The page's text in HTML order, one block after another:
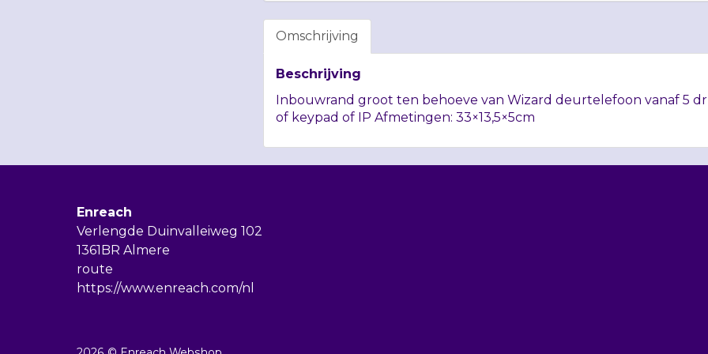
Omschrijving
Beschrijving
Inbouwrand groot ten behoeve van Wizard deurtelefoon vanaf 5
of keypad of IP Afmetingen: 33×13,5×5cm
Enreach
Verlengde Duinvalleiweg 102
1361BR Almere
route
https://www.enreach.com/nl